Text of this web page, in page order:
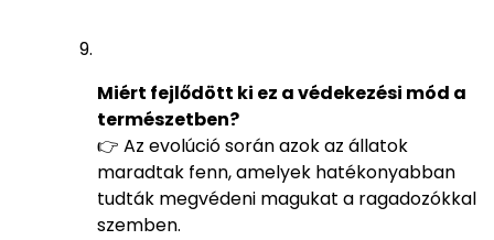
Miért fejlődött ki ez a védekezési mód a
természetben?
👉 Az evolúció során azok az állatok
maradtak fenn, amelyek hatékonyabban
tudták megvédeni magukat a ragadozókkal
szemben.